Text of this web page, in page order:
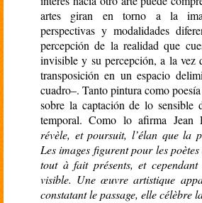
artes giran en torno a la
perspectivas y modalidades
percepción de la realidad que
invisible y su percepción, a la vez
transposición en un espacio
cuadro–. Tanto pintura como
sobre la captación de lo sensible
temporal. Como lo afirma Jean
révèle, et poursuit, l’élan que la
Les images figurent pour les
tout à fait présents, et
visible. Une œuvre artistique
constatant le passage, elle célèbre